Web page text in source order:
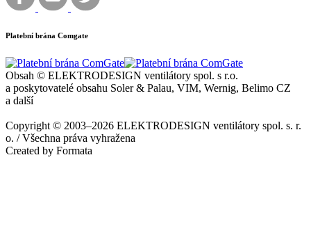
Platební brána Comgate
Obsah © ELEKTRODESIGN ventilátory spol. s r.o.
a poskytovatelé obsahu Soler & Palau, VIM, Wernig, Belimo CZ
a další
Copyright © 2003–2026 ELEKTRODESIGN ventilátory spol. s. r.
o. / Všechna práva vyhražena
Created by Formata